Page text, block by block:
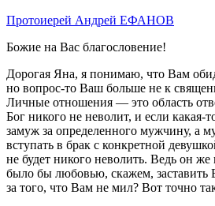
Протоиерей Андрей ЕФАНОВ
Божие на Вас благословение!
Дорогая Яна, я понимаю, что Вам
но вопрос-то Ваш больше не к
Личные отношения — это область
Бог никого не неволит, и если какая-
замуж за определенного мужчину, а
вступать в брак с конкретной
не будет никого неволить. Ведь он
было бы любовью, скажем, заставить
за того, что Вам не мил? Вот точно